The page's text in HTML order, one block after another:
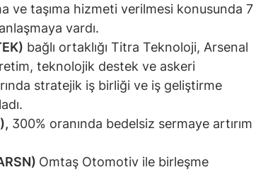
ve taşıma hizmeti verilmesi konusunda 7
vardı.
bağlı ortaklığı Titra Teknoloji, Arsenal
teknolojik destek ve askeri
stratejik iş birliği ve iş geliştirme
300% oranında bedelsiz sermaye artırım
Omtaş Otomotiv ile birleşme